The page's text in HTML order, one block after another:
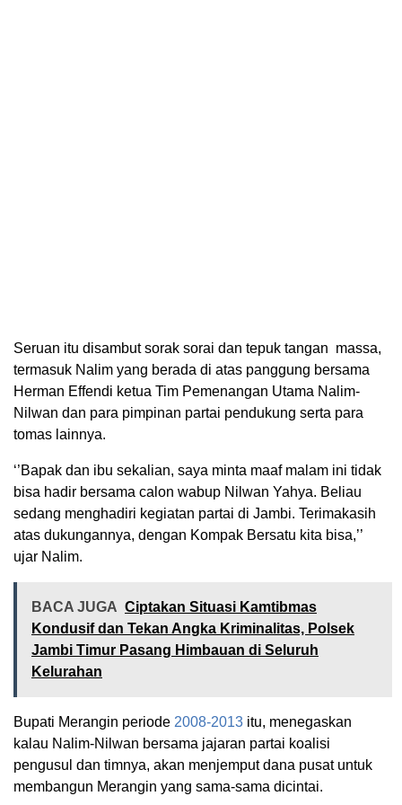
Seruan itu disambut sorak sorai dan tepuk tangan massa,
termasuk Nalim yang berada di atas panggung bersama
Herman Effendi ketua Tim Pemenangan Utama Nalim-
Nilwan dan para pimpinan partai pendukung serta para
tomas lainnya.
‘’Bapak dan ibu sekalian, saya minta maaf malam ini tidak
bisa hadir bersama calon wabup Nilwan Yahya. Beliau
sedang menghadiri kegiatan partai di Jambi. Terimakasih
atas dukungannya, dengan Kompak Bersatu kita bisa,’’
ujar Nalim.
BACA JUGA Ciptakan Situasi Kamtibmas
Kondusif dan Tekan Angka Kriminalitas, Polsek
Jambi Timur Pasang Himbauan di Seluruh
Kelurahan
Bupati Merangin periode 2008-2013 itu, menegaskan
kalau Nalim-Nilwan bersama jajaran partai koalisi
pengusul dan timnya, akan menjemput dana pusat untuk
membangun Merangin yang sama-sama dicintai.